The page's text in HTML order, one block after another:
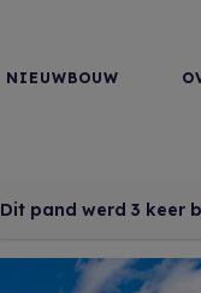
NIEUWBOUW
Dit pand werd 3 keer